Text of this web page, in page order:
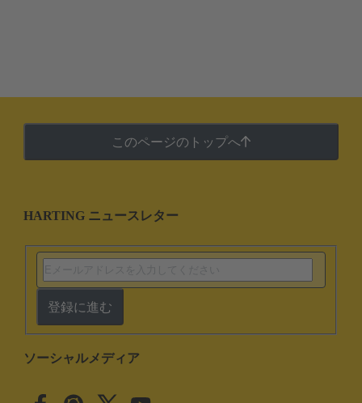
このページのトップへ
HARTING ニュースレター
登録に進む
ソーシャルメディア